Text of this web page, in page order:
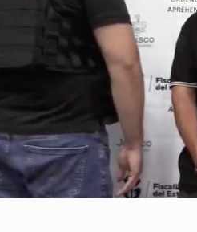
Desarticulan en
Fallece monseñor
David Kershenobich